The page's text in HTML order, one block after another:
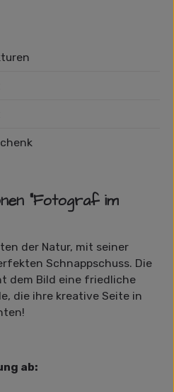
"Fotograf im
der Natur, mit seiner
Schnappschuss. Die
dem Bild eine friedliche
die ihre kreative Seite in
ab: